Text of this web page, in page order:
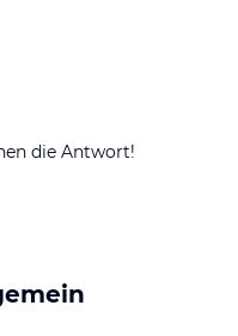
die Antwort!